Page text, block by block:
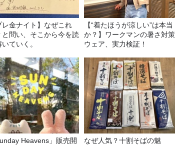
レ金ナイト】なぜこれ
と問い、そこから今を読
ていく。
【“着たほうが涼しい”は本当
か？】ワークマンの暑さ対策
ウェア、実力検証！
Heavens」販売開
なぜ人気？十割そばの魅